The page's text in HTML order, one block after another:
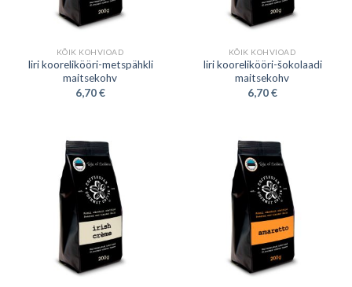
KÕIK KOHVIOAD
Iiri koorelikööri-metspähkli
maitsekohv
6,70€
KÕIK KOHVIOAD
Iiri koorelikööri-šokolaadi
maitsekohv
6,70€